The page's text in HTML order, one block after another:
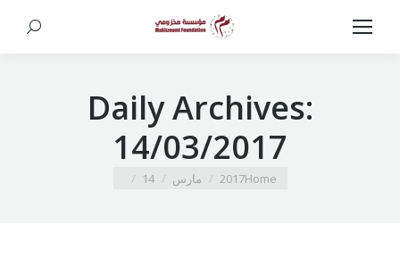
Search:
Daily Archives:
14/03/2017
You are here:
Home
2017 مارس 14